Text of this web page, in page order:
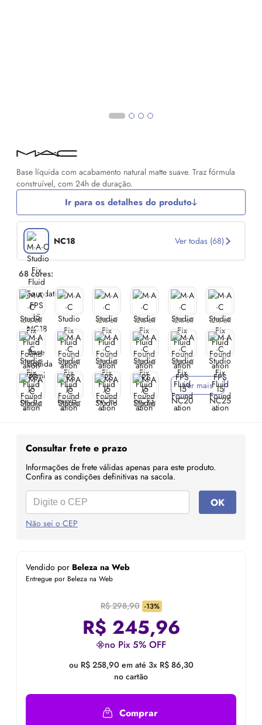
Base líquida com acabamento natural matte suave. Traz fórmula
construível, com 24h de duração.
Ir para os detalhes do produto
NC18 Ver todas (68)
68 cores:
15% off 12% off 12% off 12% off 12% off
13% off 12% off 12% off 13% off 12% off
15% off 15% off 12% off
Ver mais
Consultar frete e prazo
Informações de frete válidas apenas para este produto.
Confira as condições definitivas na sacola.
OK
Não sei o CEP
Vendido por Beleza na Web
Entregue por Beleza na Web
R$ 298,90 -13%
R$ 245,96
no Pix 5% OFF
ou R$ 258,90 em até 3x R$ 86,30
no cartão
Comprar